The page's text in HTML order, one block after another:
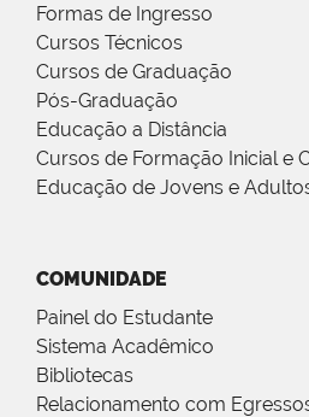
Formas de Ingresso
Cursos Técnicos
Cursos de Graduação
Pós-Graduação
Educação a Distância
Cursos de Formação Inicial e
Educação de Jovens e
COMUNIDADE
Painel do Estudante
Sistema Acadêmico
Bibliotecas
Relacionamento com